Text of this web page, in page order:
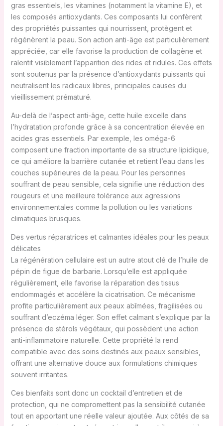
gras essentiels, les vitamines (notamment la vitamine E), et
les composés antioxydants. Ces composants lui confèrent
des propriétés puissantes qui nourrissent, protègent et
régénèrent la peau. Son action anti-âge est particulièrement
appréciée, car elle favorise la production de collagène et
ralentit visiblement l’apparition des rides et ridules. Ces effets
sont soutenus par la présence d’antioxydants puissants qui
neutralisent les radicaux libres, principales causes du
vieillissement prématuré.
Au-delà de l’aspect anti-âge, cette huile excelle dans
l’hydratation profonde grâce à sa concentration élevée en
acides gras essentiels. Par exemple, les oméga-6
composent une fraction importante de sa structure lipidique,
ce qui améliore la barrière cutanée et retient l’eau dans les
couches supérieures de la peau. Pour les personnes
souffrant de peau sensible, cela signifie une réduction des
rougeurs et une meilleure tolérance aux agressions
environnementales comme la pollution ou les variations
climatiques brusques.
Des vertus réparatrices et calmantes idéales pour les peaux
délicates
La régénération cellulaire est un autre atout clé de l’huile de
pépin de figue de barbarie. Lorsqu’elle est appliquée
régulièrement, elle favorise la réparation des tissus
endommagés et accélère la cicatrisation. Ce mécanisme
profite particulièrement aux peaux abîmées, fragilisées ou
souffrant d’eczéma léger. Son effet calmant s’explique par la
présence de stérols végétaux, qui possèdent une action
anti-inflammatoire naturelle. Cette propriété la rend
compatible avec des soins destinés aux peaux sensibles,
offrant une alternative douce aux formulations chimiques
souvent irritantes.
Ces bienfaits sont donc un cocktail d’entretien et de
protection, qui ne compromettent pas la sensibilité cutanée
tout en apportant une réelle valeur ajoutée. Aux côtés de sa